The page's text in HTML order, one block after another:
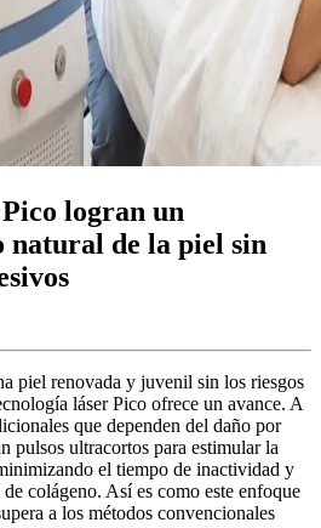
logran un
natural de la piel sin
piel renovada y juvenil sin los riesgos
láser Pico ofrece un avance. A
que dependen del daño por
pulsos ultracortos para estimular la
el tiempo de inactividad y
colágeno. Así es como este enfoque
a los métodos convencionales